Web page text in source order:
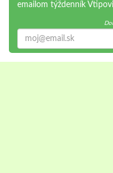
emailom týždenník